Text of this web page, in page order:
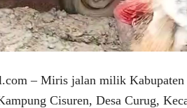
– Miris jalan milik Kabupaten
Cisuren, Desa Curug,